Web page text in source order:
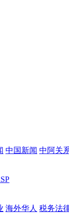
中国新闻 中阿关
海外华人 税务法